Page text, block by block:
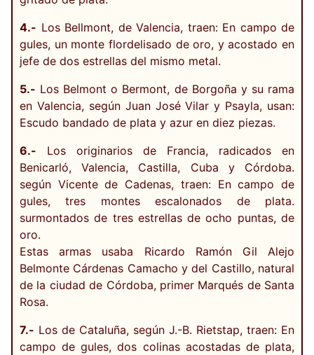
4.- Los Bellmont, de Valencia, traen: En campo de
gules, un monte flordelisado de oro, y acostado en
jefe de dos estrellas del mismo metal.
5.- Los Belmont o Bermont, de Borgoña y su rama
en Valencia, según Juan José Vilar y Psayla, usan:
Escudo bandado de plata y azur en diez piezas.
6.- Los originarios de Francia, radicados en
Benicarló, Valencia, Castilla, Cuba y Córdoba.
según Vicente de Cadenas, traen: En campo de
gules, tres montes escalonados de plata.
surmontados de tres estrellas de ocho puntas, de
oro.
Estas armas usaba Ricardo Ramón Gil Alejo
Belmonte Cárdenas Camacho y del Castillo, natural
de la ciudad de Córdoba, primer Marqués de Santa
Rosa.
7.- Los de Cataluña, según J.-B. Rietstap, traen: En
campo de gules, dos colinas acostadas de plata,